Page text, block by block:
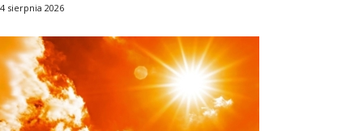
4 sierpnia 2026